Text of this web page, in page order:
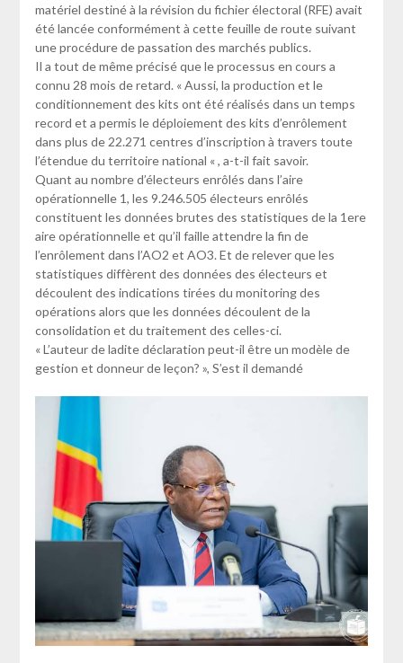
matériel destiné à la révision du fichier électoral (RFE) avait
été lancée conformément à cette feuille de route suivant
une procédure de passation des marchés publics.
Il a tout de même précisé que le processus en cours a
connu 28 mois de retard. « Aussi, la production et le
conditionnement des kits ont été réalisés dans un temps
record et a permis le déploiement des kits d’enrôlement
dans plus de 22.271 centres d’inscription à travers toute
l’étendue du territoire national « , a-t-il fait savoir.
Quant au nombre d’électeurs enrôlés dans l’aire
opérationnelle 1, les 9.246.505 électeurs enrôlés
constituent les données brutes des statistiques de la 1ere
aire opérationnelle et qu’il faille attendre la fin de
l’enrôlement dans l’AO2 et AO3. Et de relever que les
statistiques diffèrent des données des électeurs et
découlent des indications tirées du monitoring des
opérations alors que les données découlent de la
consolidation et du traitement des celles-ci.
« L’auteur de ladite déclaration peut-il être un modèle de
gestion et donneur de leçon? », S’est il demandé